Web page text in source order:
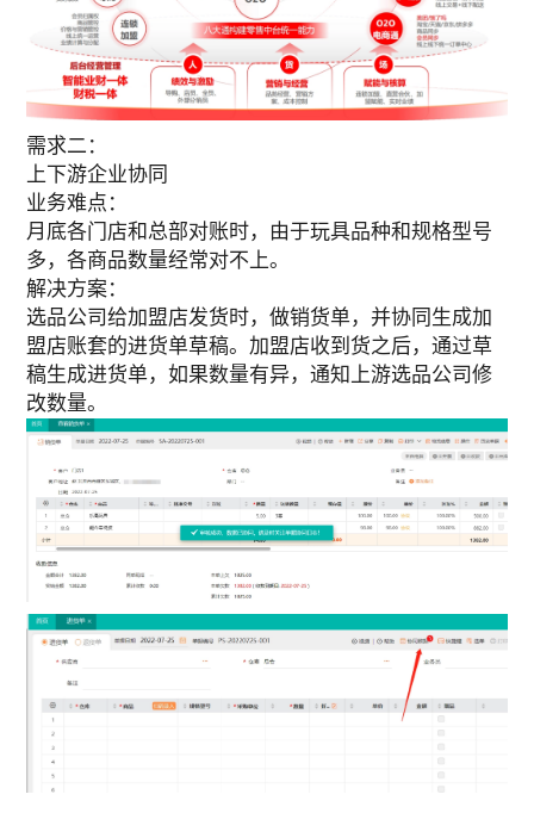
需求二：
上下游企业协同
业务难点：
月底各门店和总部对账时，由于玩具品种和规格型号
多，各商品数量经常对不上。
解决方案：
选品公司给加盟店发货时，做销货单，并协同生成加
盟店账套的进货单草稿。加盟店收到货之后，通过草
稿生成进货单，如果数量有异，通知上游选品公司修
改数量。